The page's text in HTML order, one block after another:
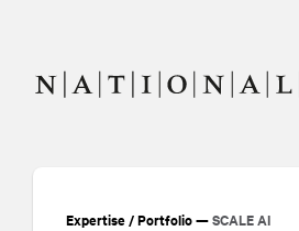
navigation
Expertise/Portfolio—SCALE AI